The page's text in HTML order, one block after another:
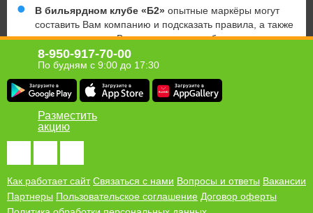
В бильярдном клубе «Б2» опытные маркёры могут
составить Вам компанию и подсказать правила, а также
помочь повысить Ваш уровень игры в бильярд.
В клубе работает кафе.
Юридическая информация о партнёре
Хомсбокс в твоём мобильном!
Получи ссылку для загрузки приложения Homsbox на свой
телефон
8-950-917-70-00
По будням с 9:00 до 17:30
Разместить
акцию
Как работает сайт Связаться с нами Вопросы и ответы Вакансии
Партнеры Пользовательское соглашение Договор оферты